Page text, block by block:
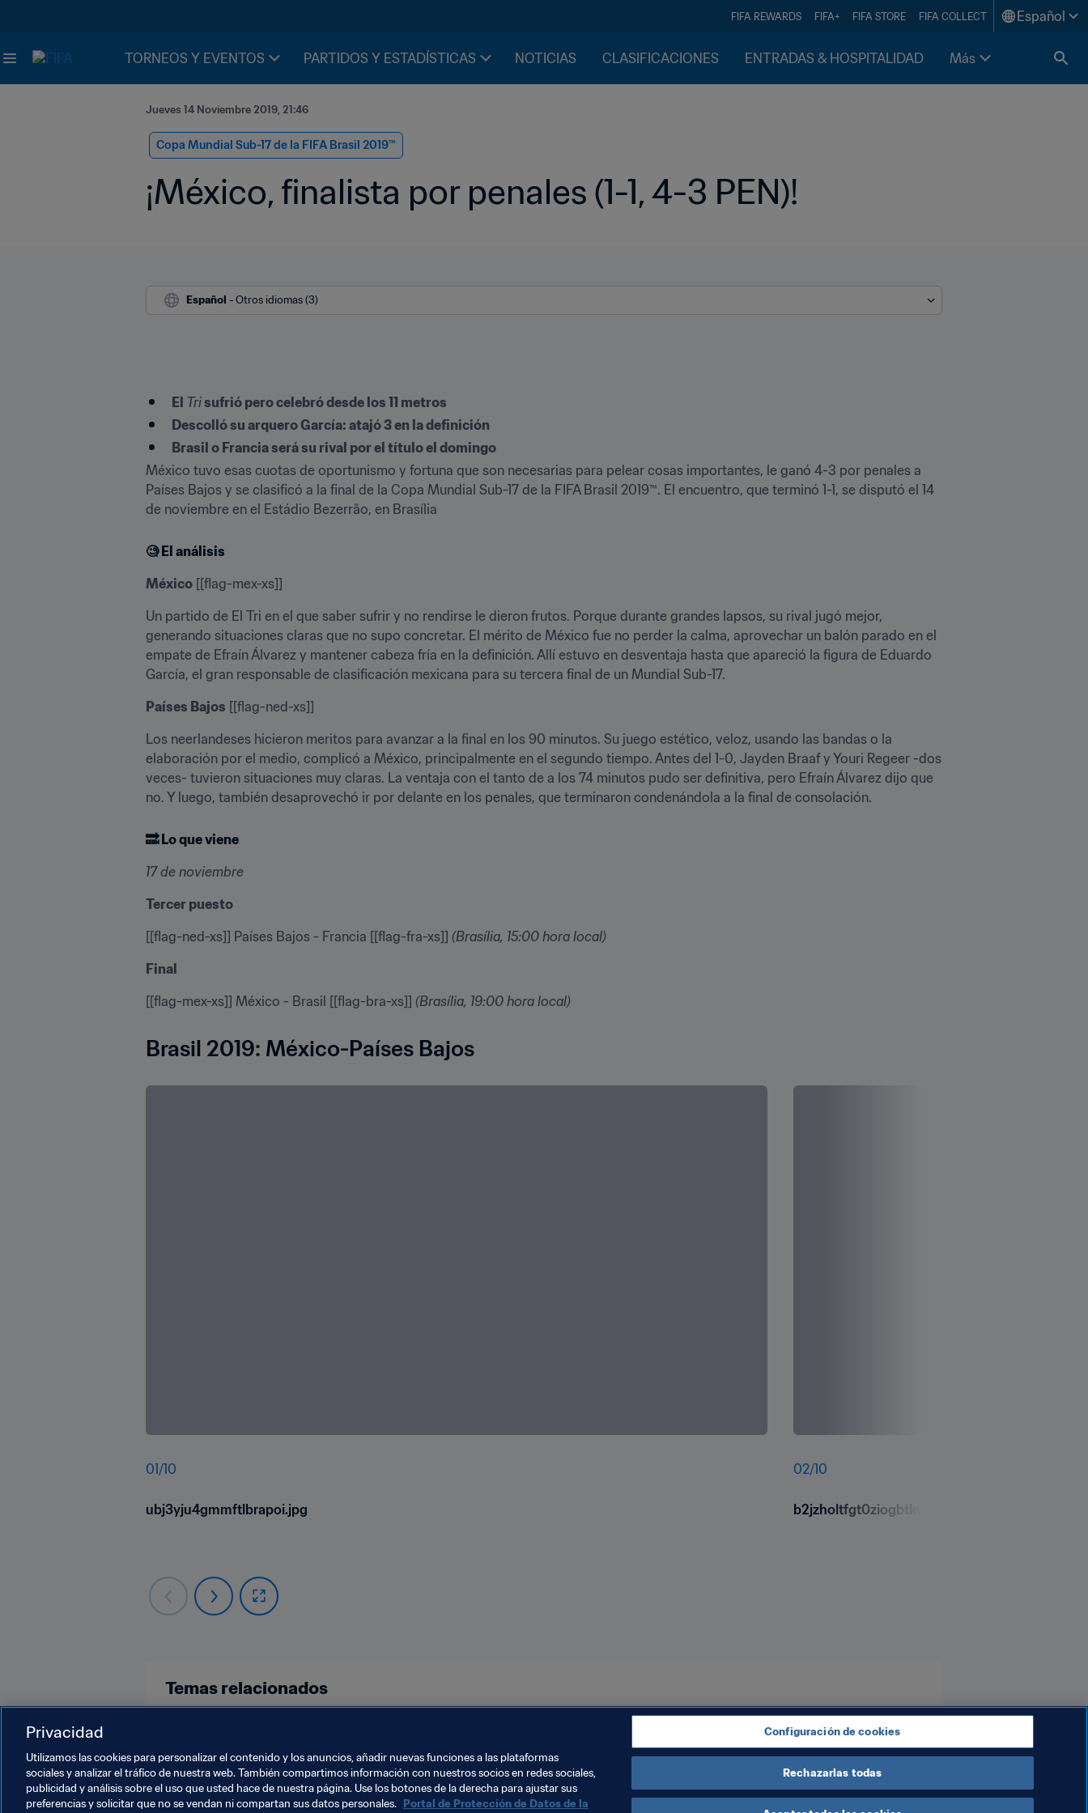
FIFA REWARDS FIFA+ FIFA STORE FIFA COLLECT Español
TORNEOS Y EVENTOS PARTIDOS Y ESTADÍSTICAS NOTICIAS CLASIFICACIONES ENTRADAS & HOSPITALIDAD Más
Jueves 14 Noviembre 2019, 21:46
Copa Mundial Sub-17 de la FIFA Brasil 2019™
¡México, finalista por penales (1-1, 4-3 PEN)!
Español - Otros idiomas (3)
El Tri sufrió pero celebró desde los 11 metros
Descolló su arquero García: atajó 3 en la definición
Brasil o Francia será su rival por el título el domingo
México tuvo esas cuotas de oportunismo y fortuna que son necesarias para pelear cosas importantes, le ganó 4-3 por penales a
Países Bajos y se clasificó a la final de la Copa Mundial Sub-17 de la FIFA Brasil 2019™. El encuentro, que terminó 1-1, se disputó el 14
de noviembre en el Estádio Bezerrão, en Brasília
🧐 El análisis
México [[flag-mex-xs]]
Un partido de El Tri en el que saber sufrir y no rendirse le dieron frutos. Porque durante grandes lapsos, su rival jugó mejor,
generando situaciones claras que no supo concretar. El mérito de México fue no perder la calma, aprovechar un balón parado en el
empate de Efraín Álvarez y mantener cabeza fría en la definición. Allí estuvo en desventaja hasta que apareció la figura de Eduardo
García, el gran responsable de clasificación mexicana para su tercera final de un Mundial Sub-17.
Países Bajos [[flag-ned-xs]]
Los neerlandeses hicieron meritos para avanzar a la final en los 90 minutos. Su juego estético, veloz, usando las bandas o la
elaboración por el medio, complicó a México, principalmente en el segundo tiempo. Antes del 1-0, Jayden Braaf y Youri Regeer -dos
veces- tuvieron situaciones muy claras. La ventaja con el tanto de a los 74 minutos pudo ser definitiva, pero Efraín Álvarez dijo que
no. Y luego, también desaprovechó ir por delante en los penales, que terminaron condenándola a la final de consolación.
🔜 Lo que viene
17 de noviembre
Tercer puesto
[[flag-ned-xs]] Países Bajos - Francia [[flag-fra-xs]] (Brasília, 15:00 hora local)
Final
[[flag-mex-xs]] México - Brasil [[flag-bra-xs]] (Brasília, 19:00 hora local)
Brasil 2019: México-Países Bajos
01 /10
ubj3yju4gmmftlbrapoi.jpg
02/10
b2jzholtfgt0ziogbtku.jpg
Temas relacionados
Privacidad
Utilizamos las cookies para personalizar el contenido y los anuncios, añadir nuevas funciones a las plataformas
sociales y analizar el tráfico de nuestra web. También compartimos información con nuestros socios en redes sociales,
publicidad y análisis sobre el uso que usted hace de nuestra página. Use los botones de la derecha para ajustar sus
preferencias y solicitar que no se vendan ni compartan sus datos personales. Portal de Protección de Datos de la
Configuración de cookies
Rechazarlas todas